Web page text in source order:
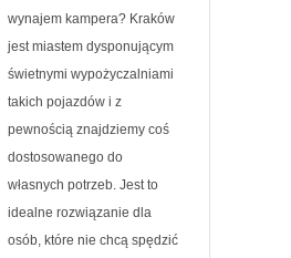
wynajem kampera? Kraków
jest miastem dysponującym
świetnymi wypożyczalniami
takich pojazdów i z
pewnością znajdziemy coś
dostosowanego do
własnych potrzeb. Jest to
idealne rozwiązanie dla
osób, które nie chcą spędzić